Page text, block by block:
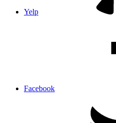
Yelp
Facebook